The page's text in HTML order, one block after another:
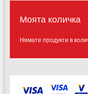
Моята количка
Нямате продукти в